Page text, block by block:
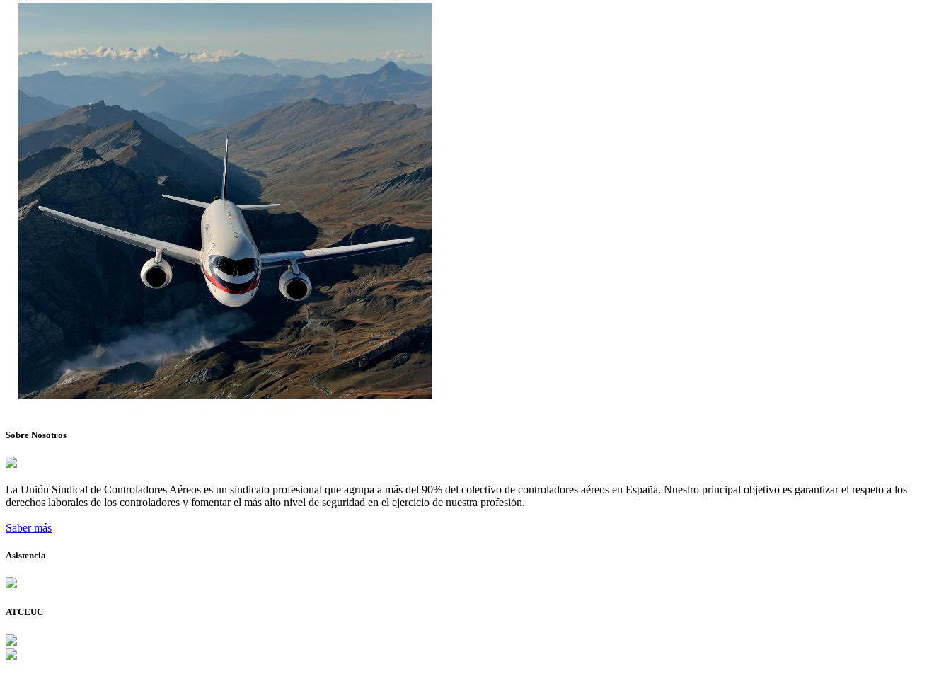
Sobre Nosotros
La Unión Sindical de Controladores Aéreos es un sindicato profesional que agrupa a más del 90% del colectivo de controladores aéreos en España. Nuestro principal objetivo es garantizar el respeto a los
derechos laborales de los controladores y fomentar el más alto nivel de seguridad en el ejercicio de nuestra profesión.
Saber más
Asistencia
ATCEUC